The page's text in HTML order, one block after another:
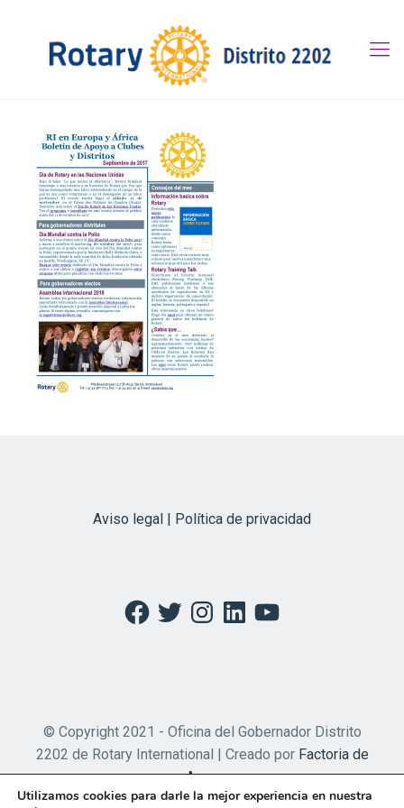
Aviso legal | Política de privacidad
Facebook
TwitterInstagramLinkedInYouTube
© Copyright 2021 - Oficina del Gobernador Distrito
2202 de Rotary International | Creado por Factoria de
Apps
Utilizamos cookies para darle la mejor experiencia en nuestra